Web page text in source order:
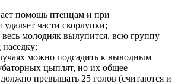
помощь птенцам и при
части скорлупки;
весь молодняк вылупится, всю группу
можно подсадить к выводным
цыплят, но их общее
превышать 25 голов (считаются и